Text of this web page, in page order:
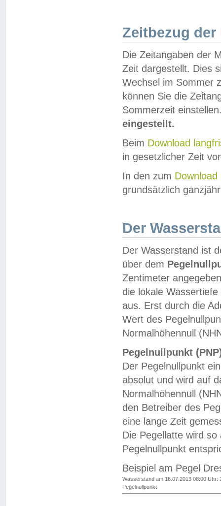
Zeitbezug der
Die Zeitangaben der
Zeit dargestellt. Dies
Wechsel im Sommer
können Sie die
Sommerzeit
eingestellt.
Beim Download
in gesetzlicher Zeit
In den zum Download
grundsätzlich
Der
Der Wasserstand ist
über dem
Zentimeter
die lokale
aus. Erst durch die
Wert des
Normalhöhennull
Pegelnullpunkt
Der Pegelnullpunkt
absolut und wird auf
Normalhöhennull
den Betreiber des
eine lange Zeit
Die Pegellatte wird
Pegelnullpunkt
Beispiel am Pegel
Wasserstand am 16.07.2013 08:00 Uhr:
Pegelnullpunkt